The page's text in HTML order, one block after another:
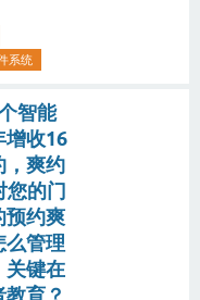
系统
智能
增收16
，爽约
您的门
预约爽
么管理
关键在